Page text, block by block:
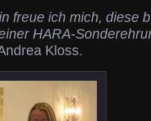
freue ich mich, diese
HARA-
Kloss.